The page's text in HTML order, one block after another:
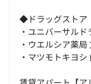
◆ドラッグストア
・ユニバーサル
・ウエルシア薬
・マツモトキヨ